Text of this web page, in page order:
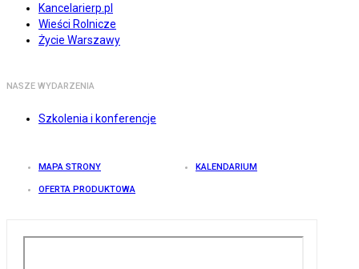
Kancelarierp.pl
Wieści Rolnicze
Życie Warszawy
NASZE WYDARZENIA
Szkolenia i konferencje
MAPA STRONY KALENDARIUM
OFERTA PRODUKTOWA